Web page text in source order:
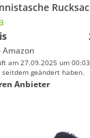
Amazon
am 27.09.2025 um
seitdem geändert haben.
Anbieter